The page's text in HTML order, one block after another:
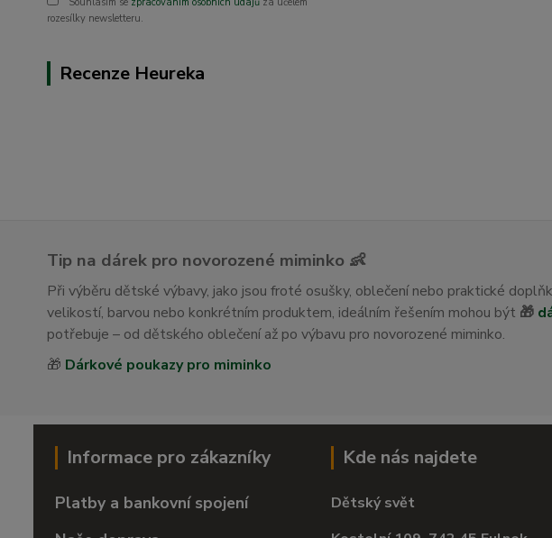
rozesílky newsletteru.
Recenze Heureka
Tip na dárek pro novorozené miminko 👶
Při výběru dětské výbavy, jako jsou froté osušky, oblečení nebo praktické
velikostí, barvou nebo konkrétním produktem, ideálním řešením mohou být 🎁
potřebuje – od dětského oblečení až po výbavu pro novorozené miminko.
🎁 Dárkové poukazy pro miminko
Informace pro zákazníky
Platby a bankovní spojení
Kde nás najdete
Dětský svět